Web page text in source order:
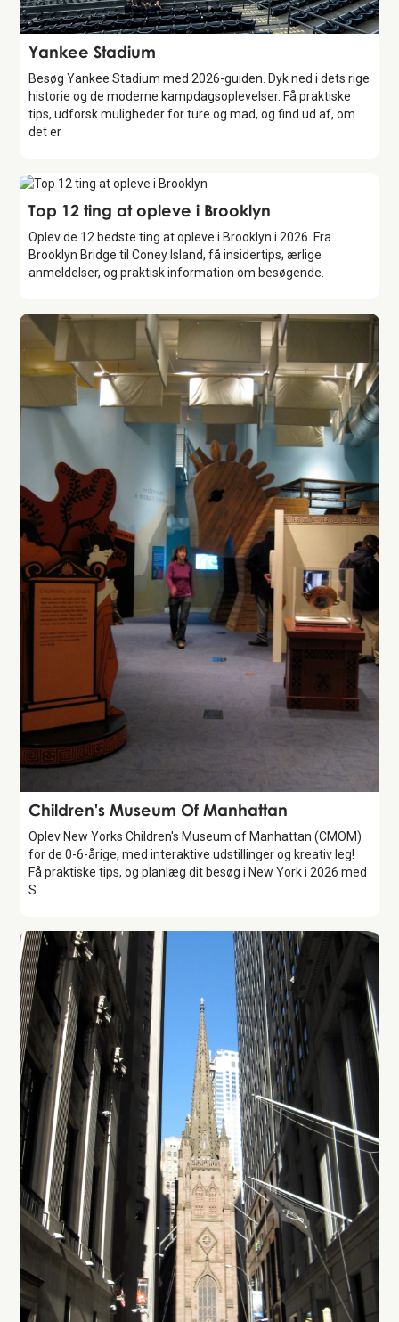
Attraction
Yankee Stadium
Besøg Yankee Stadium med 2026-guiden. Dyk ned i dets rige
historie og de moderne kampdagsoplevelser. Få praktiske
tips, udforsk muligheder for ture og mad, og find ud af, om
det er
Guide
Top 12 ting at opleve i Brooklyn
Oplev de 12 bedste ting at opleve i Brooklyn i 2026. Fra
Brooklyn Bridge til Coney Island, få insidertips, ærlige
anmeldelser, og praktisk information om besøgende.
Attraction
Children's Museum Of Manhattan
Oplev New Yorks Children's Museum of Manhattan (CMOM)
for de 0-6-årige, med interaktive udstillinger og kreativ leg!
Få praktiske tips, og planlæg dit besøg i New York i 2026 med
S